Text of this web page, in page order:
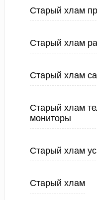
Старый хлам
Старый хлам
Старый хлам
Старый хлам
мониторы
Старый хлам
Старый хлам